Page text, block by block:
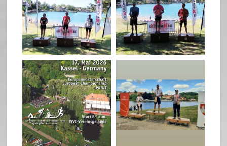
May 3 May 3
quadrathlon
Jan 27